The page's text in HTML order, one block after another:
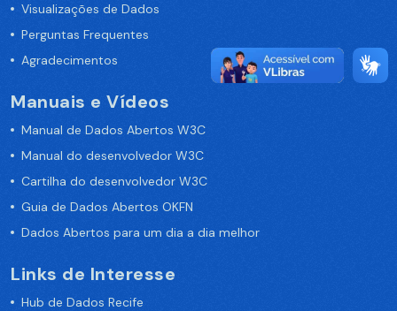
Visualizações de Dados
Perguntas Frequentes
Agradecimentos
Manuais e Vídeos
Manual de Dados Abertos W3C
Manual do desenvolvedor W3C
Cartilha do desenvolvedor W3C
Guia de Dados Abertos OKFN
Dados Abertos para um dia a dia melhor
Links de Interesse
Hub de Dados Recife